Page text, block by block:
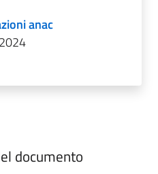
anac
documento